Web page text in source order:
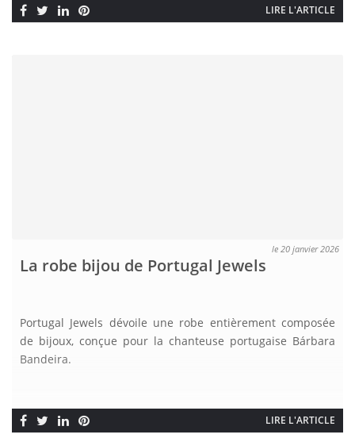
LIRE L'ARTICLE
le 20 janvier 2026
La robe bijou de Portugal Jewels
Portugal Jewels dévoile une robe entièrement composée
de bijoux, conçue pour la chanteuse portugaise Bárbara
Bandeira.
LIRE L'ARTICLE